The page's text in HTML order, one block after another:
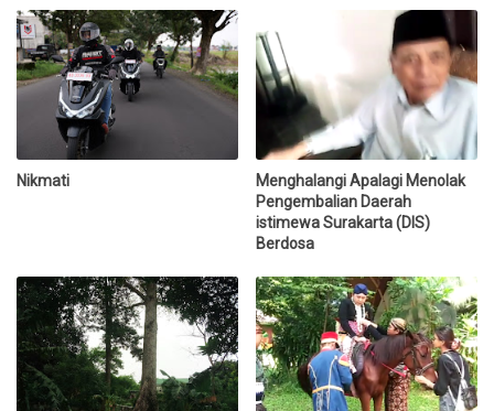
Nikmati
Menghalangi Apalagi Menolak
Pengembalian Daerah
istimewa Surakarta (DIS)
Berdosa